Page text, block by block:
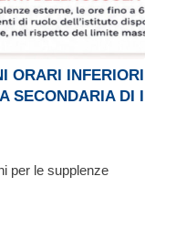
ORARI INFERIORI
SECONDARIA DI I
per le supplenze